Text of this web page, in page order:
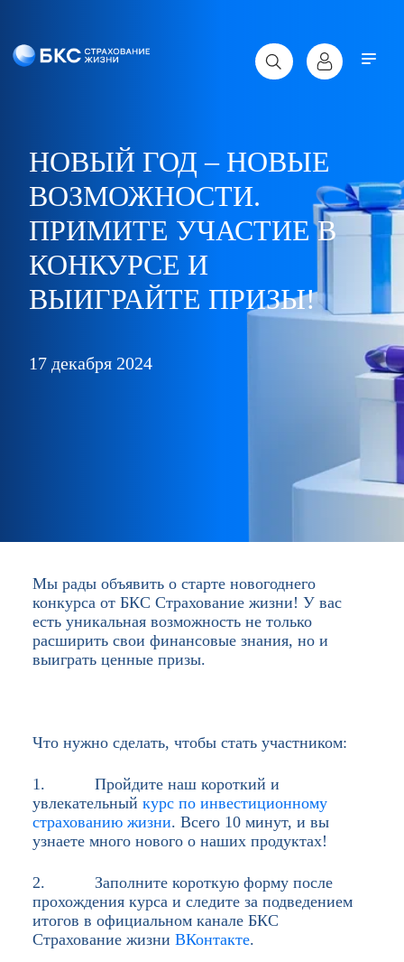
НОВЫЙ ГОД – НОВЫЕ
ВОЗМОЖНОСТИ.
ПРИМИТЕ УЧАСТИЕ В
КОНКУРСЕ И
ВЫИГРАЙТЕ ПРИЗЫ!
17 декабря 2024
Мы рады объявить о старте новогоднего
конкурса от БКС Страхование жизни! У вас
есть уникальная возможность не только
расширить свои финансовые знания, но и
выиграть ценные призы.
Что нужно сделать, чтобы стать участником:
1. Пройдите наш короткий и
увлекательный курс по инвестиционному
страхованию жизни. Всего 10 минут, и вы
узнаете много нового о наших продуктах!
2. Заполните короткую форму после
прохождения курса и следите за подведением
итогов в официальном канале БКС
Страхование жизни ВКонтакте.